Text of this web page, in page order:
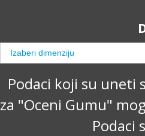
Podaci koji su uneti
za "Oceni Gumu"
Podaci